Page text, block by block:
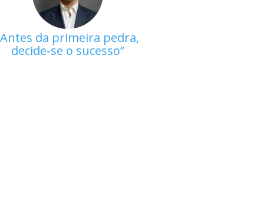
Antes da primeira pedra,
decide-se o sucesso